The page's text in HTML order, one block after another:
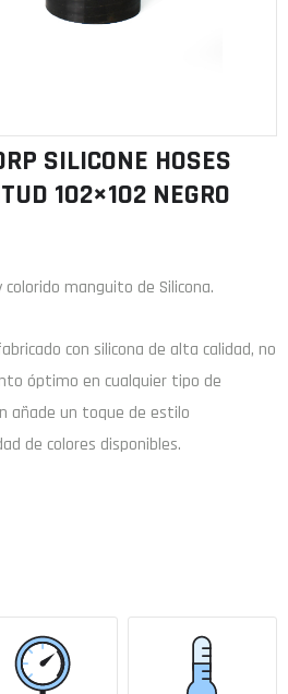
SILICONE HOSES
102×102 NEGRO
manguito de Silicona.
con silicona de alta calidad, no
óptimo en cualquier tipo de
añade un toque de estilo
de colores disponibles.